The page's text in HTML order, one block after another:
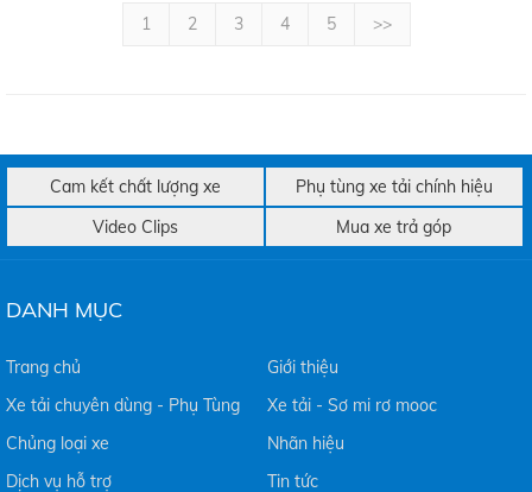
1 2 3 4 5 >>
Cam kết chất lượng xe
Phụ tùng xe tải chính hiệu
Video Clips
Mua xe trả góp
DANH MỤC
Trang chủ
Giới thiệu
Xe tải chuyên dùng - Phụ Tùng
Xe tải - Sơ mi rơ mooc
Chủng loại xe
Nhãn hiệu
Dịch vụ hỗ trợ
Tin tức